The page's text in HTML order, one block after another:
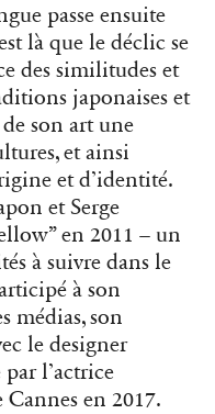
passe ensuite
là que le déclic se
des similitudes et
japonaises et
son art une
et ainsi
et d’identité.
et Serge
en 2011 – un
à suivre dans le
à son
médias, son
le designer
l’actrice
en 2017.